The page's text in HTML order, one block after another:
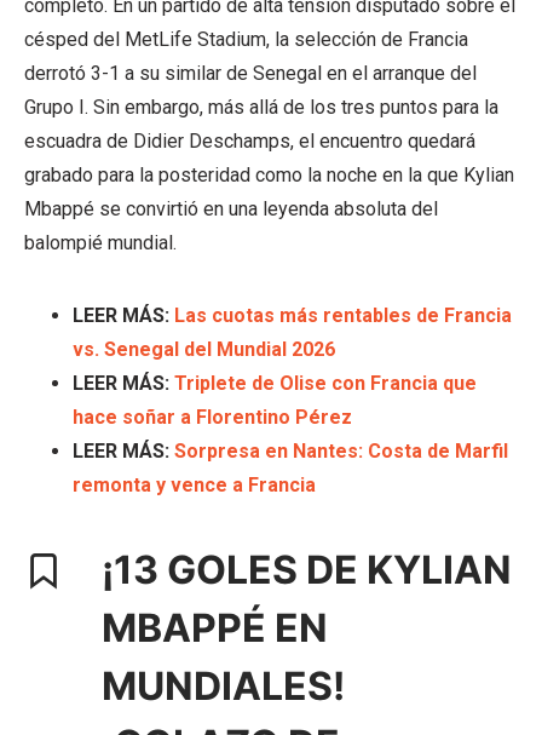
completo. En un partido de alta tensión disputado sobre el
césped del MetLife Stadium, la selección de Francia
derrotó 3-1 a su similar de Senegal en el arranque del
Grupo I. Sin embargo, más allá de los tres puntos para la
escuadra de Didier Deschamps, el encuentro quedará
grabado para la posteridad como la noche en la que Kylian
Mbappé se convirtió en una leyenda absoluta del
balompié mundial.
LEER MÁS: Las cuotas más rentables de Francia
vs. Senegal del Mundial 2026
LEER MÁS: Triplete de Olise con Francia que
hace soñar a Florentino Pérez
LEER MÁS: Sorpresa en Nantes: Costa de Marfil
remonta y vence a Francia
¡13 GOLES DE KYLIAN
MBAPPÉ EN
MUNDIALES!